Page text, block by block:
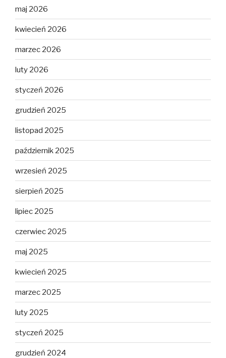
maj 2026
kwiecień 2026
marzec 2026
luty 2026
styczeń 2026
grudzień 2025
listopad 2025
październik 2025
wrzesień 2025
sierpień 2025
lipiec 2025
czerwiec 2025
maj 2025
kwiecień 2025
marzec 2025
luty 2025
styczeń 2025
grudzień 2024